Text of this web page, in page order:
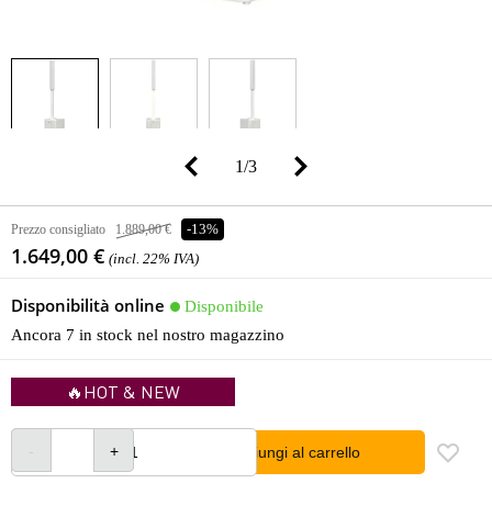
1/3
Prezzo consigliato 1.889,00 € -13%
1.649,00 € (incl. 22% IVA)
Disponibilità online
Disponibile
Ancora 7 in stock nel nostro magazzino
🔥HOT & NEW
Aggiungi al carrello